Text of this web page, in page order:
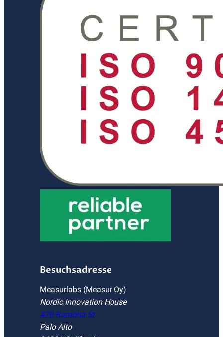
Besuchsadresse
Measurlabs (Measur Oy)
Nordic Innovation House
470 Ramona St
Palo Alto